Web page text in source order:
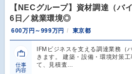
【NECグループ】資材調達（バ
6日／就業環境◎
600万円～999万円 東京都
仕事
内容
IFMビジネスを支える調達業務（
きます。 建築・設備・環境対策
て、見積査…